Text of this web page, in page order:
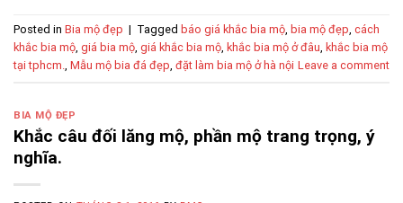
Posted in Bia mộ đẹp | Tagged báo giá khắc bia mộ, bia mộ đẹp, cách
khắc bia mộ, giá bia mộ, giá khắc bia mộ, khắc bia mộ ở đâu, khắc bia mộ
tại tphcm., Mẫu mộ bia đá đẹp, đặt làm bia mộ ở hà nội Leave a comment
BIA MỘ ĐẸP
Khắc câu đối lăng mộ, phần mộ trang trọng, ý
nghĩa.